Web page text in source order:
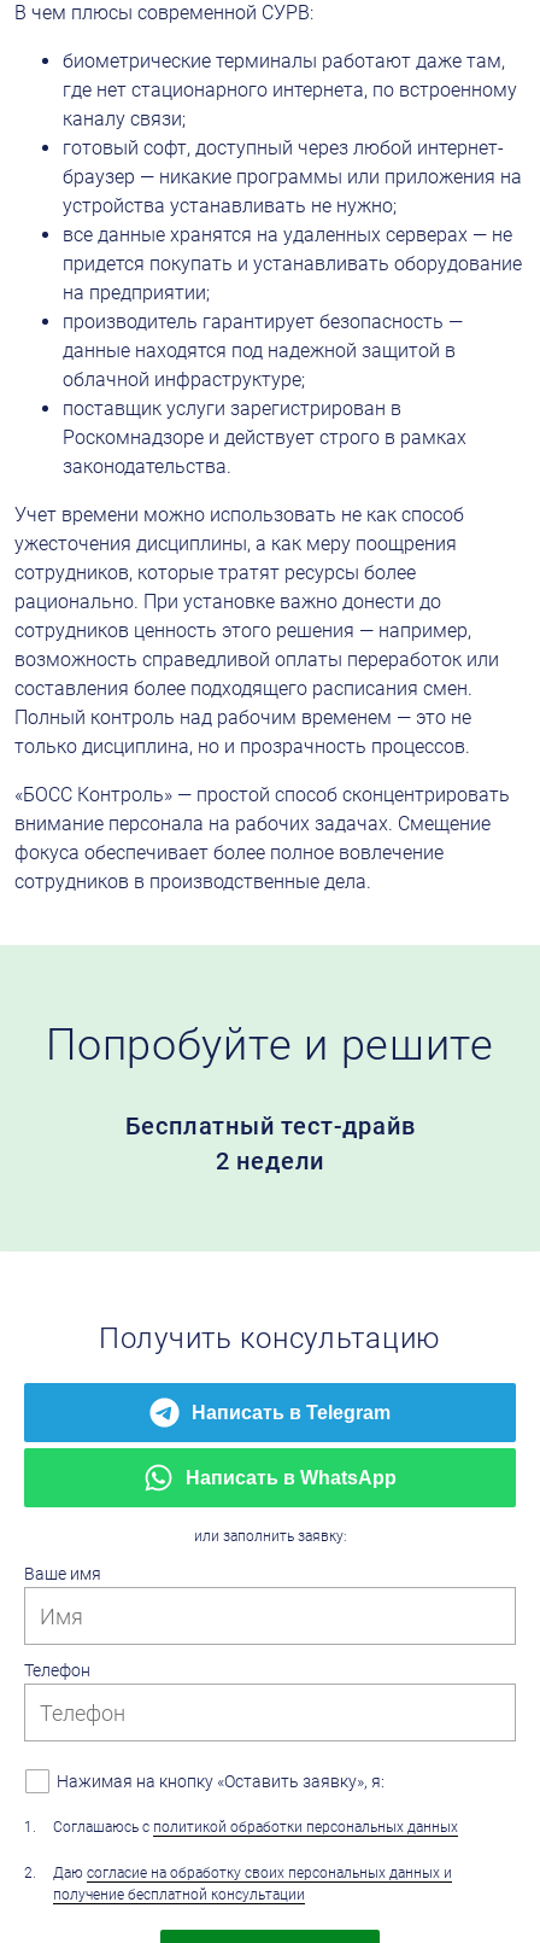
В чем плюсы современной СУРВ:
биометрические терминалы работают даже там,
где нет стационарного интернета, по встроенному
каналу связи;
готовый софт, доступный через любой интернет-
браузер — никакие программы или приложения на
устройства устанавливать не нужно;
все данные хранятся на удаленных серверах — не
придется покупать и устанавливать оборудование
на предприятии;
производитель гарантирует безопасность —
данные находятся под надежной защитой в
облачной инфраструктуре;
поставщик услуги зарегистрирован в
Роскомнадзоре и действует строго в рамках
законодательства.
Учет времени можно использовать не как способ
ужесточения дисциплины, а как меру поощрения
сотрудников, которые тратят ресурсы более
рационально. При установке важно донести до
сотрудников ценность этого решения — например,
возможность справедливой оплаты переработок или
составления более подходящего расписания смен.
Полный контроль над рабочим временем — это не
только дисциплина, но и прозрачность процессов.
«БОСС Контроль» — простой способ сконцентрировать
внимание персонала на рабочих задачах. Смещение
фокуса обеспечивает более полное вовлечение
сотрудников в производственные дела.
Попробуйте и решите
Бесплатный тест-драйв
2 недели
Получить консультацию
Написать в Telegram
Написать в WhatsApp
или заполнить заявку:
Ваше имя
Телефон
Нажимая на кнопку «Оставить заявку», я:
1 . Соглашаюсь с политикой обработки персональных данных
2. Даюсогласие на обработку своих персональных данных и
получение бесплатной консультации